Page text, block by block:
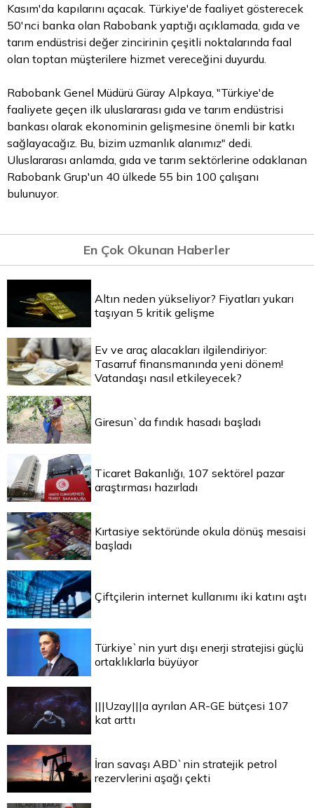
Kasım'da kapılarını açacak. Türkiye'de faaliyet gösterecek
50'nci banka olan Rabobank yaptığı açıklamada, gıda ve
tarım endüstrisi değer zincirinin çeşitli noktalarında faal
olan toptan müşterilere hizmet vereceğini duyurdu.
Rabobank Genel Müdürü Güray Alpkaya, "Türkiye'de
faaliyete geçen ilk uluslararası gıda ve tarım endüstrisi
bankası olarak ekonominin gelişmesine önemli bir katkı
sağlayacağız. Bu, bizim uzmanlık alanımız" dedi.
Uluslararası anlamda, gıda ve tarım sektörlerine odaklanan
Rabobank Grup'un 40 ülkede 55 bin 100 çalışanı
bulunuyor.
En Çok Okunan Haberler
Altın neden yükseliyor? Fiyatları yukarı
taşıyan 5 kritik gelişme
Ev ve araç alacakları ilgilendiriyor:
Tasarruf finansmanında yeni dönem!
Vatandaşı nasıl etkileyecek?
Giresun`da fındık hasadı başladı
Ticaret Bakanlığı, 107 sektörel pazar
araştırması hazırladı
Kırtasiye sektöründe okula dönüş mesaisi
başladı
Çiftçilerin internet kullanımı iki katını aştı
Türkiye`nin yurt dışı enerji stratejisi güçlü
ortaklıklarla büyüyor
|||Uzay|||a ayrılan AR-GE bütçesi 107
kat arttı
İran savaşı ABD`nin stratejik petrol
rezervlerini aşağı çekti